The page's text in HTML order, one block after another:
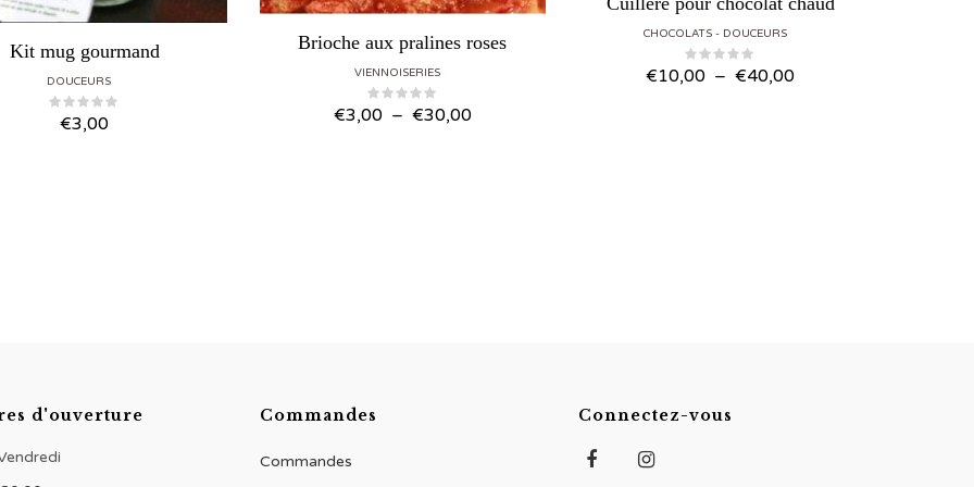
Kit mug gourmand
DOUCEURS
€3,00
Brioche aux pralines roses
VIENNOISERIES
€3,00 – €30,00Plage
CHOCOLATS DOUCEURS
€10,00 – €40,00Plage
d'ouverture Commandes
Commandes
Connectez-vous